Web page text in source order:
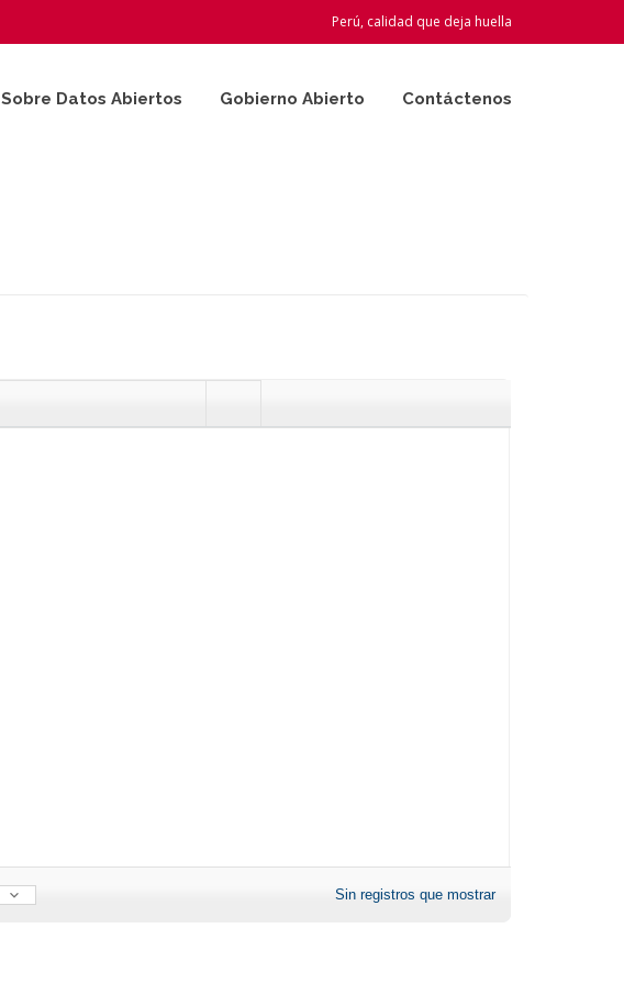
Perú, calidad que deja huella
Sobre Datos Abiertos Gobierno Abierto Contáctenos
Sin registros que mostrar